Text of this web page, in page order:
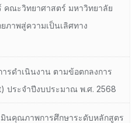
ณะวิทยาศาสตร์ มหาวิทยาลัย
ภาพสู่ความเป็นเลิศทาง
รดำเนินงาน ตามข้อตกลงการ
ประจำปีงบประมาณ พ.ศ. 2568
มินคุณภาพการศึกษาระดับหลักสูตร